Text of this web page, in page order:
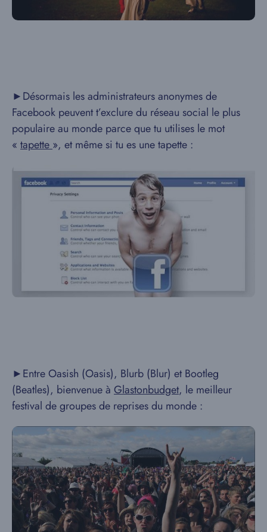
►Désormais les administrateurs anonymes de
Facebook peuvent t’exclure du réseau social le plus
populaire au monde parce que tu utilises le mot
« tapette », et même si tu es une tapette :
►Entre Oasish (Oasis), Blurb (Blur) et Bootleg
(Beatles), bienvenue à Glastonbudget, le meilleur
festival de groupes de reprises du monde :